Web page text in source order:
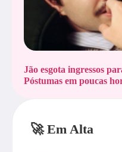
Jão esgota ingressos
Póstumas em poucas
🚀 Em Alta